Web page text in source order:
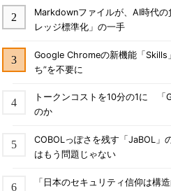
Markdownファイルが、AI時代
レッジ標準化」の一手
Google Chromeの新機能「
ち”を不要に
トークンコストを10分の1に 「
のか
COBOLっぽさを残す「JaBOL
はもう問題じゃない
「日本のセキュリティ信仰は